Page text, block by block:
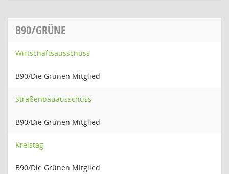
B90/GRÜNE
Wirtschaftsausschuss
B90/Die Grünen Mitglied
Straßenbauausschuss
B90/Die Grünen Mitglied
Kreistag
B90/Die Grünen Mitglied